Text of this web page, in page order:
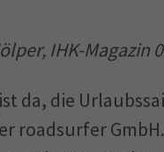
IHK-Magazin
da, die
roadsurfer